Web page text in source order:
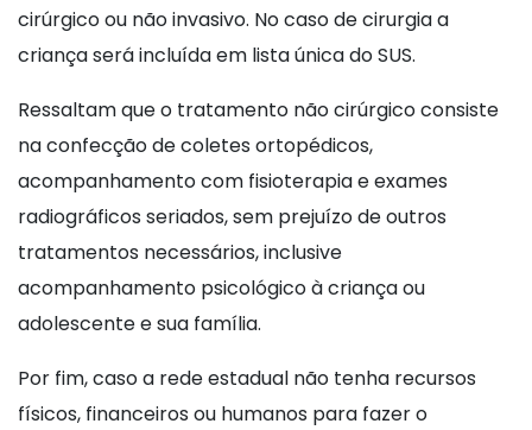
cirúrgico ou não invasivo. No caso de cirurgia a
criança será incluída em lista única do SUS.
Ressaltam que o tratamento não cirúrgico consiste
na confecção de coletes ortopédicos,
acompanhamento com fisioterapia e exames
radiográficos seriados, sem prejuízo de outros
tratamentos necessários, inclusive
acompanhamento psicológico à criança ou
adolescente e sua família.
Por fim, caso a rede estadual não tenha recursos
físicos, financeiros ou humanos para fazer o